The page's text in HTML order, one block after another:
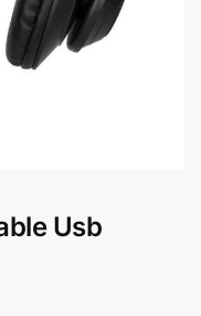
Usb